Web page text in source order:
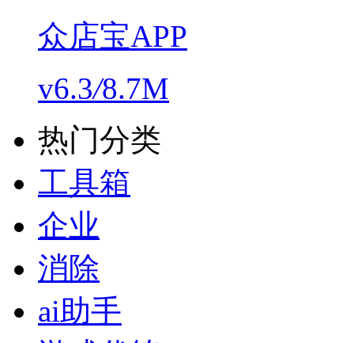
众店宝APP
v6.3/8.7M
热门分类
工具箱
企业
消除
ai助手